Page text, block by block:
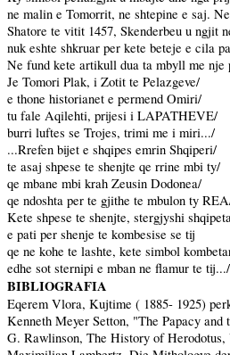
ne malin e Tomorrit, ne shtepine e saj.
Shatore te vitit 1457, Skenderbeu u ngjit
nuk eshte shkruar per kete beteje e cila
Ne fund kete artikull dua ta mbyll me nje
Je Tomori Plak, i Zotit te Pelazgeve/
e thone historianet e permend Omiri/
tu fale Aqilehti, prijesi i LAPATHEVE/
burri luftes se Trojes, trimi me i miri.../
...Rrefen bijet e shqipes emrin Shqiperi/
te asaj shpese te shenjte qe rrine mbi ty/
qe mbane mbi krah Zeusin Dodonea/
qe ndoshta per te gjithe te mbulon ty
Kete shpese te shenjte, stergjyshi
e pati per shenje te kombesise se tij
qe ne kohe te lashte, kete simbol
edhe sot sternipi e mban ne flamur te tij.../
BIBLIOGRAFIA
Eqerem Vlora, Kujtime ( 1885- 1925)
Kenneth Meyer Setton, "The Papacy and
G. Rawlinson, The History of